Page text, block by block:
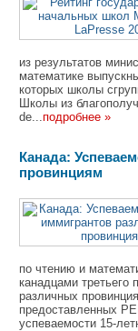
из результатов
математике
которых школы
Школы из
de...подробнее »
Канада:
провинциям
по чтению и
канадцами третьего
различных
предоставленных
успеваемости 15-